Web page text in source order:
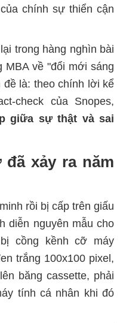
chính sự thiển cận
trong hàng nghìn bài
MBA về "đổi mới sáng
đề là: theo chính lời kể
check của Snopes,
giữa sự thật và sai
xảy ra năm
rồi bị cấp trên giấu
diễn nguyên mẫu cho
cồng kềnh cỡ máy
trắng 100x100 pixel,
băng cassette, phải
tính cá nhân khi đó